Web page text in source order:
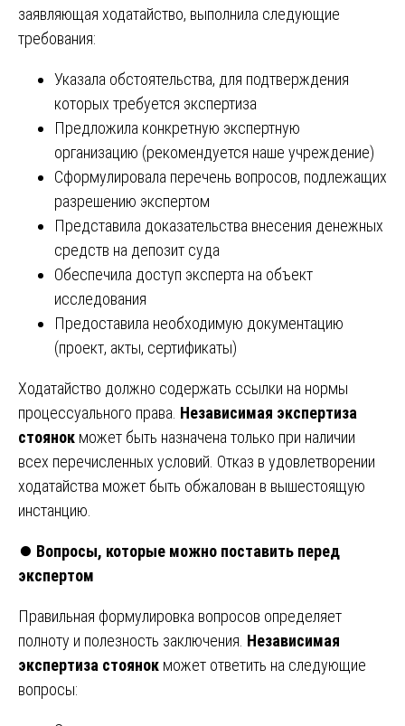
заявляющая ходатайство, выполнила следующие
требования:
Указала обстоятельства, для подтверждения
которых требуется экспертиза
Предложила конкретную экспертную
организацию (рекомендуется наше учреждение)
Сформулировала перечень вопросов, подлежащих
разрешению экспертом
Представила доказательства внесения денежных
средств на депозит суда
Обеспечила доступ эксперта на объект
исследования
Предоставила необходимую документацию
(проект, акты, сертификаты)
Ходатайство должно содержать ссылки на нормы
процессуального права. Независимая экспертиза
стоянок может быть назначена только при наличии
всех перечисленных условий. Отказ в удовлетворении
ходатайства может быть обжалован в вышестоящую
инстанцию.
⏺️ Вопросы, которые можно поставить перед
экспертом
Правильная формулировка вопросов определяет
полноту и полезность заключения. Независимая
экспертиза стоянок может ответить на следующие
вопросы: